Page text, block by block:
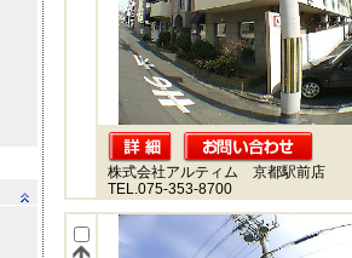
株式会社アルティム 京都駅前店
TEL.075-353-8700